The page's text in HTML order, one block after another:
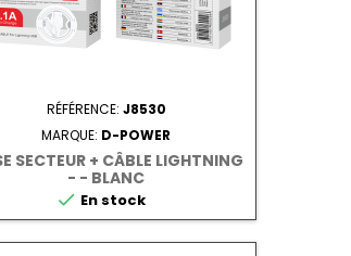
RÉFÉRENCE: J8530
MARQUE: D-POWER
SECTEUR + CÂBLE LIGHTNING
- - BLANC
 En stock